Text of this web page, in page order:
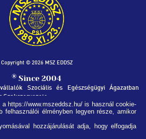
Copyright © 2026 MSZ EDDSZ
® Since 2004
Szociális és Egészségügyi Ágazatban
Szakszervezete
32.
a https://www.mszeddsz.hu/ is használ cookie-
felhasználói élményben legyen része, amikor
hozzájárulását adja, hogy elfogadja